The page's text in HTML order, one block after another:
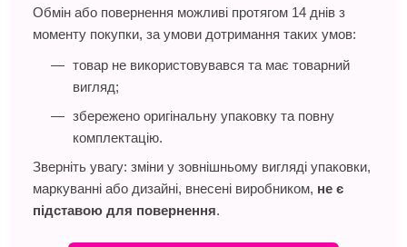
Обмін або повернення можливі протягом 14 днів з
моменту покупки, за умови дотримання таких умов:
товар не використовувався та має товарний
вигляд;
збережено оригінальну упаковку та повну
комплектацію.
Зверніть увагу: зміни у зовнішньому вигляді упаковки,
маркуванні або дизайні, внесені виробником, не є
підставою для повернення.